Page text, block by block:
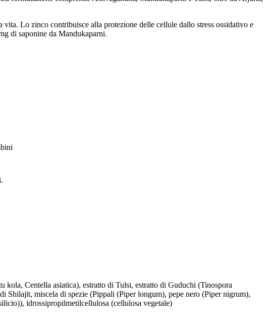
Lo zinco contribuisce alla protezione delle cellule dallo stress ossidativo e
di saponine da Mandukaparni.
Centella asiatica), estratto di Tulsi, estratto di Guduchi (Tinospora
Shilajit, miscela di spezie (Pippali (Piper longum), pepe nero (Piper nigrum),
idrossipropilmetilcellulosa (cellulosa vegetale)